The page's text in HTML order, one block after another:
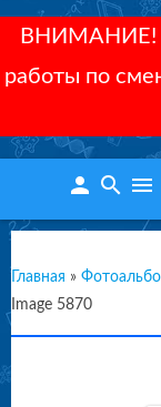
ВНИМАНИЕ!
работы по
person search menu
Главная »
Image 5870